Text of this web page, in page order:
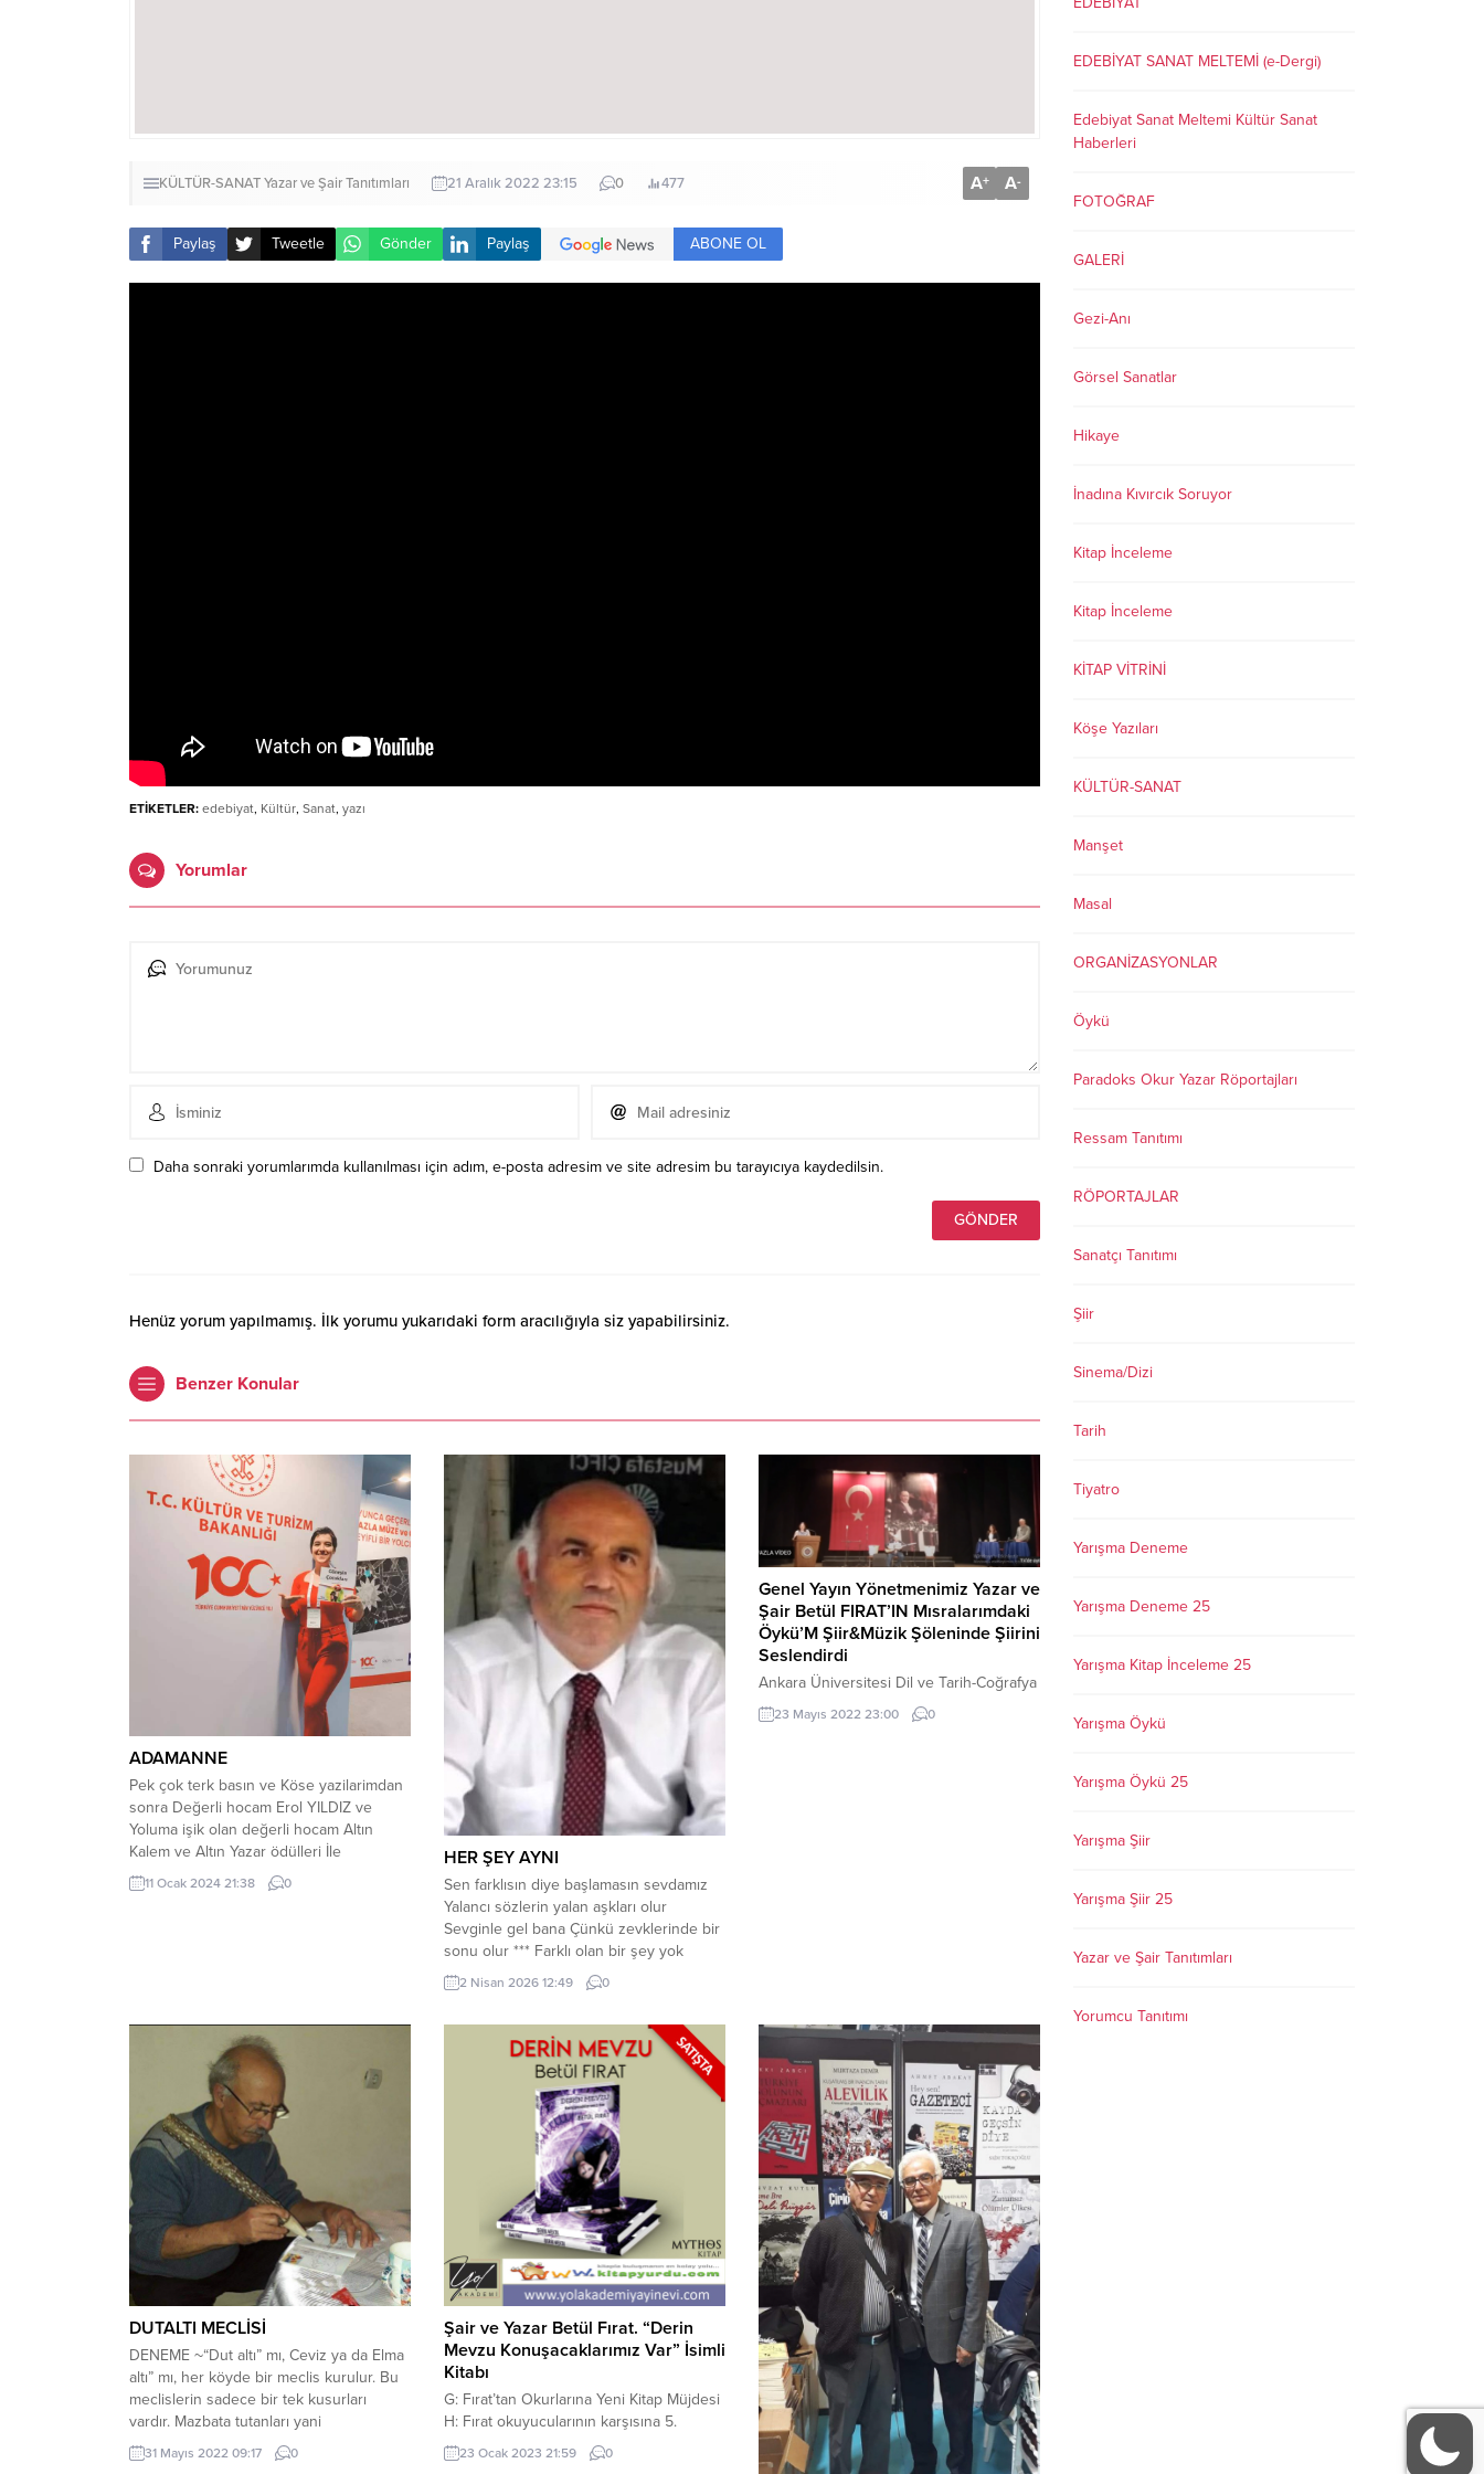
KÜLTÜR-SANATYazar ve Şair Tanıtımları 21 Aralık 2022 23:15 0 477 A+ A-
Paylaş Tweetle Gönder Paylaş ABONE OL
ETİKETLER: edebiyat, Kültür, Sanat, yazı
Yorumlar
Daha sonraki yorumlarımda kullanılması için adım, e-posta adresim ve site adresim bu tarayıcıya kaydedilsin.
Henüz yorum yapılmamış. İlk yorumu yukarıdaki form aracılığıyla siz yapabilirsiniz.
Benzer Konular
ADAMANNE
Pek çok terk basın ve Köse yazilarimdan
sonra Değerli hocam Erol YILDIZ ve
Yoluma işik olan değerli hocam Altın
Kalem ve Altın Yazar ödülleri İle
tanidiğiniz sevgili kalemdaşim Celil
GÜVEN peosefyonel yazarlık Kariyerimin
11 Ocak 2024 21:38 0
HER ŞEY AYNI
Sen farklısın diye başlamasın sevdamız
Yalancı sözlerin yalan aşkları olur
Sevginle gel bana Çünkü zevklerinde bir
sonu olur *** Farklı olan bir şey yok
aslında Aynı gökyüzü Aynı güneş Tüm
gölgeler siyah beyaz… Tenler farklı olsa
sandığın, Aşk bitene kadardır İlişki bitince
2 Nisan 2026 12:49 0
Genel Yayın Yönetmenimiz Yazar ve
Şair Betül FIRAT’IN Mısralarımdaki
Öykü’M Şiir&Müzik Şöleninde Şiirini
Seslendirdi
Ankara Üniversitesi Dil ve Tarih-Coğrafya
Fakültesi Farabi Salonunda gerçekleşen
Mısralarımdaki Öykü’M şiir ve müzik
23 Mayıs 2022 23:00 0
DUTALTI MECLİSİ
DENEME ~“Dut altı” mı, Ceviz ya da Elma
altı” mı, her köyde bir meclis kurulur. Bu
meclislerin sadece bir tek kusurları
vardır. Mazbata tutanları yani
protokolcuları yoktur. Kimin aklına ne
gelirse, söze karışır, konuşur. Ama çoğu
31 Mayıs 2022 09:17 0
Şair ve Yazar Betül Fırat. “Derin
Mevzu Konuşacaklarımız Var” İsimli
Kitabı
G: Fırat’tan Okurlarına Yeni Kitap Müjdesi
H: Fırat okuyucularının karşısına 5.
kitabıyla çıktı. Daha önce yayınlanan 4
kitabını okuyucularıyla buluşturan Şair ve
23 Ocak 2023 21:59 0
EDEBİYAT SANAT MELTEMİ (e-Dergi)
Edebiyat Sanat Meltemi Kültür Sanat
Haberleri
FOTOĞRAF
GALERİ
Gezi-Anı
Görsel Sanatlar
Hikaye
İnadına Kıvırcık Soruyor
Kitap İnceleme
Kitap İnceleme
KİTAP VİTRİNİ
Köşe Yazıları
KÜLTÜR-SANAT
Manşet
Masal
ORGANİZASYONLAR
Öykü
Paradoks Okur Yazar Röportajları
Ressam Tanıtımı
RÖPORTAJLAR
Sanatçı Tanıtımı
Şiir
Sinema/Dizi
Tarih
Tiyatro
Yarışma Deneme
Yarışma Deneme 25
Yarışma Kitap İnceleme 25
Yarışma Öykü
Yarışma Öykü 25
Yarışma Şiir
Yarışma Şiir 25
Yazar ve Şair Tanıtımları
Yorumcu Tanıtımı